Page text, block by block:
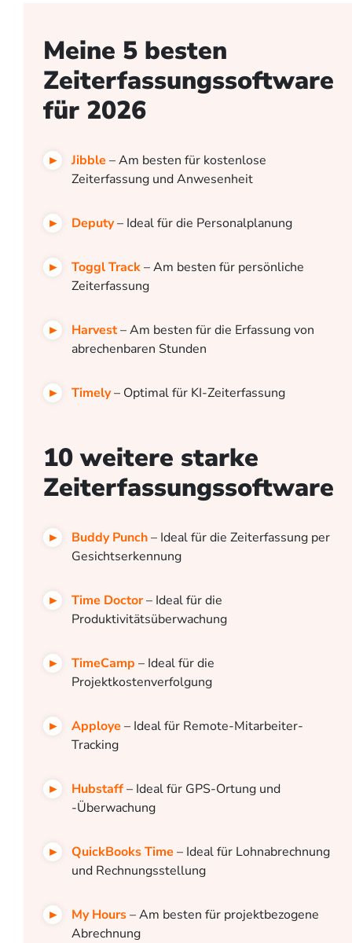
Meine 5 besten
Zeiterfassungssoftware
für 2026
Jibble – Am besten für kostenlose
Zeiterfassung und Anwesenheit
Deputy– Ideal für die Personalplanung
Toggl Track– Am besten für persönliche
Zeiterfassung
Harvest– Am besten für die Erfassung von
abrechenbaren Stunden
Timely– Optimal für KI-Zeiterfassung
10 weitere starke
Zeiterfassungssoftware
Buddy Punch– Ideal für die Zeiterfassung per
Gesichtserkennung
Time Doctor– Ideal für die
Produktivitätsüberwachung
TimeCamp – Ideal für die
Projektkostenverfolgung
Apploye – Ideal für Remote-Mitarbeiter-
Tracking
Hubstaff– Ideal für GPS-Ortung und
-Überwachung
QuickBooks Time – Ideal für Lohnabrechnung
und Rechnungsstellung
My Hours– Am besten für projektbezogene
Abrechnung